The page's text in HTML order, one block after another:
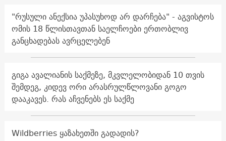
"რუსული ანექსია უპასუხოდ არ დარჩება" - აგვისტოს
ომის 18 წლისთავთან საელჩოები ერთობლივ
განცხადებას ავრცელებენ
გიგა ავალიანის საქმეზე, მკვლელობიდან 10 თვის
შემდეგ, კიდევ ორი არასრულწლოვანი გოგო
დააკავეს. რას აჩვენებს ეს საქმე
Wildberries ყაზახეთში გადადის?